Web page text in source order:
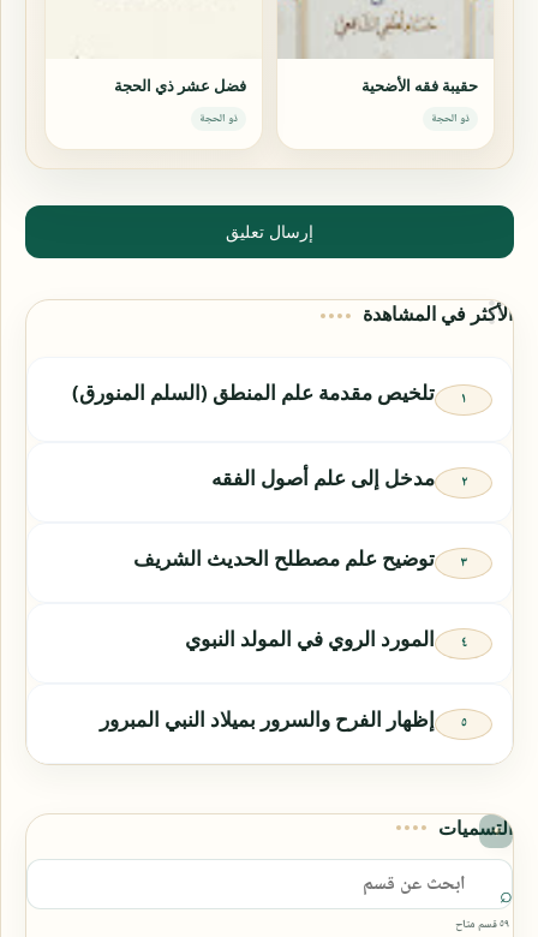
حقيبة فقه الأضحية
ذو الحجة
فضل عشر ذي الحجة
ذو الحجة
إرسال تعليق
الأكثر في المشاهدة
تلخيص مقدمة علم المنطق (السلم المنورق)
مدخل إلى علم أصول الفقه
توضيح علم مصطلح الحديث الشريف
المورد الروي في المولد النبوي
إظهار الفرح والسرور بميلاد النبي المبرور
التسميات
٥٩ قسم متاح